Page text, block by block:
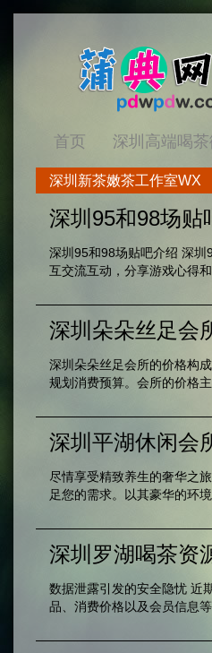
首页 深圳高端喝
深圳新茶嫩茶工作室WX
深圳95和98场贴
深圳95和98场贴吧介绍 深圳
互交流互动，分享游戏心得
深圳朵朵丝足会
深圳朵朵丝足会所的价格构
规划消费预算。会所的价格
深圳平湖休闲会
尽情享受精致养生的奢华之
足您的需求。以其豪华的环
深圳罗湖喝茶资
数据泄露引发的安全隐忧 近
品、消费价格以及会员信息